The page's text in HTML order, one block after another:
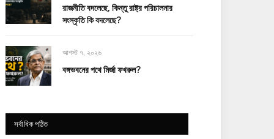
রাজনীতি বদলেছে, কিন্তু রাষ্ট্র পরিচালনার
সংস্কৃতি কি বদলেছে?
আগস্ট ৭, ২০২৬
বঙ্গভবনের পথে মির্জা ফখরুল?
সর্বাধিক পঠিত